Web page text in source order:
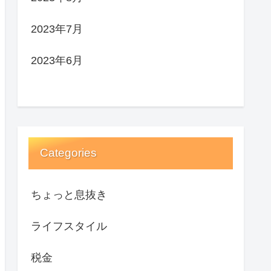
2023年7月
2023年6月
Categories
ちょっと息抜き
ライフスタイル
税金